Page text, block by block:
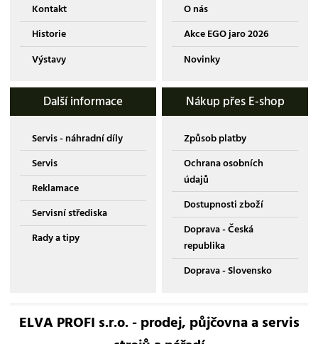
Kontakt
Historie
Výstavy
O nás
Akce EGO jaro 2026
Novinky
Další informace
Servis - náhradní díly
Servis
Reklamace
Servisní střediska
Rady a tipy
Nákup přes E-shop
Způsob platby
Ochrana osobních
údajů
Dostupnosti zboží
Doprava - Česká
republika
Doprava - Slovensko
ELVA PROFI s.r.o. - prodej, půjčovna a servis